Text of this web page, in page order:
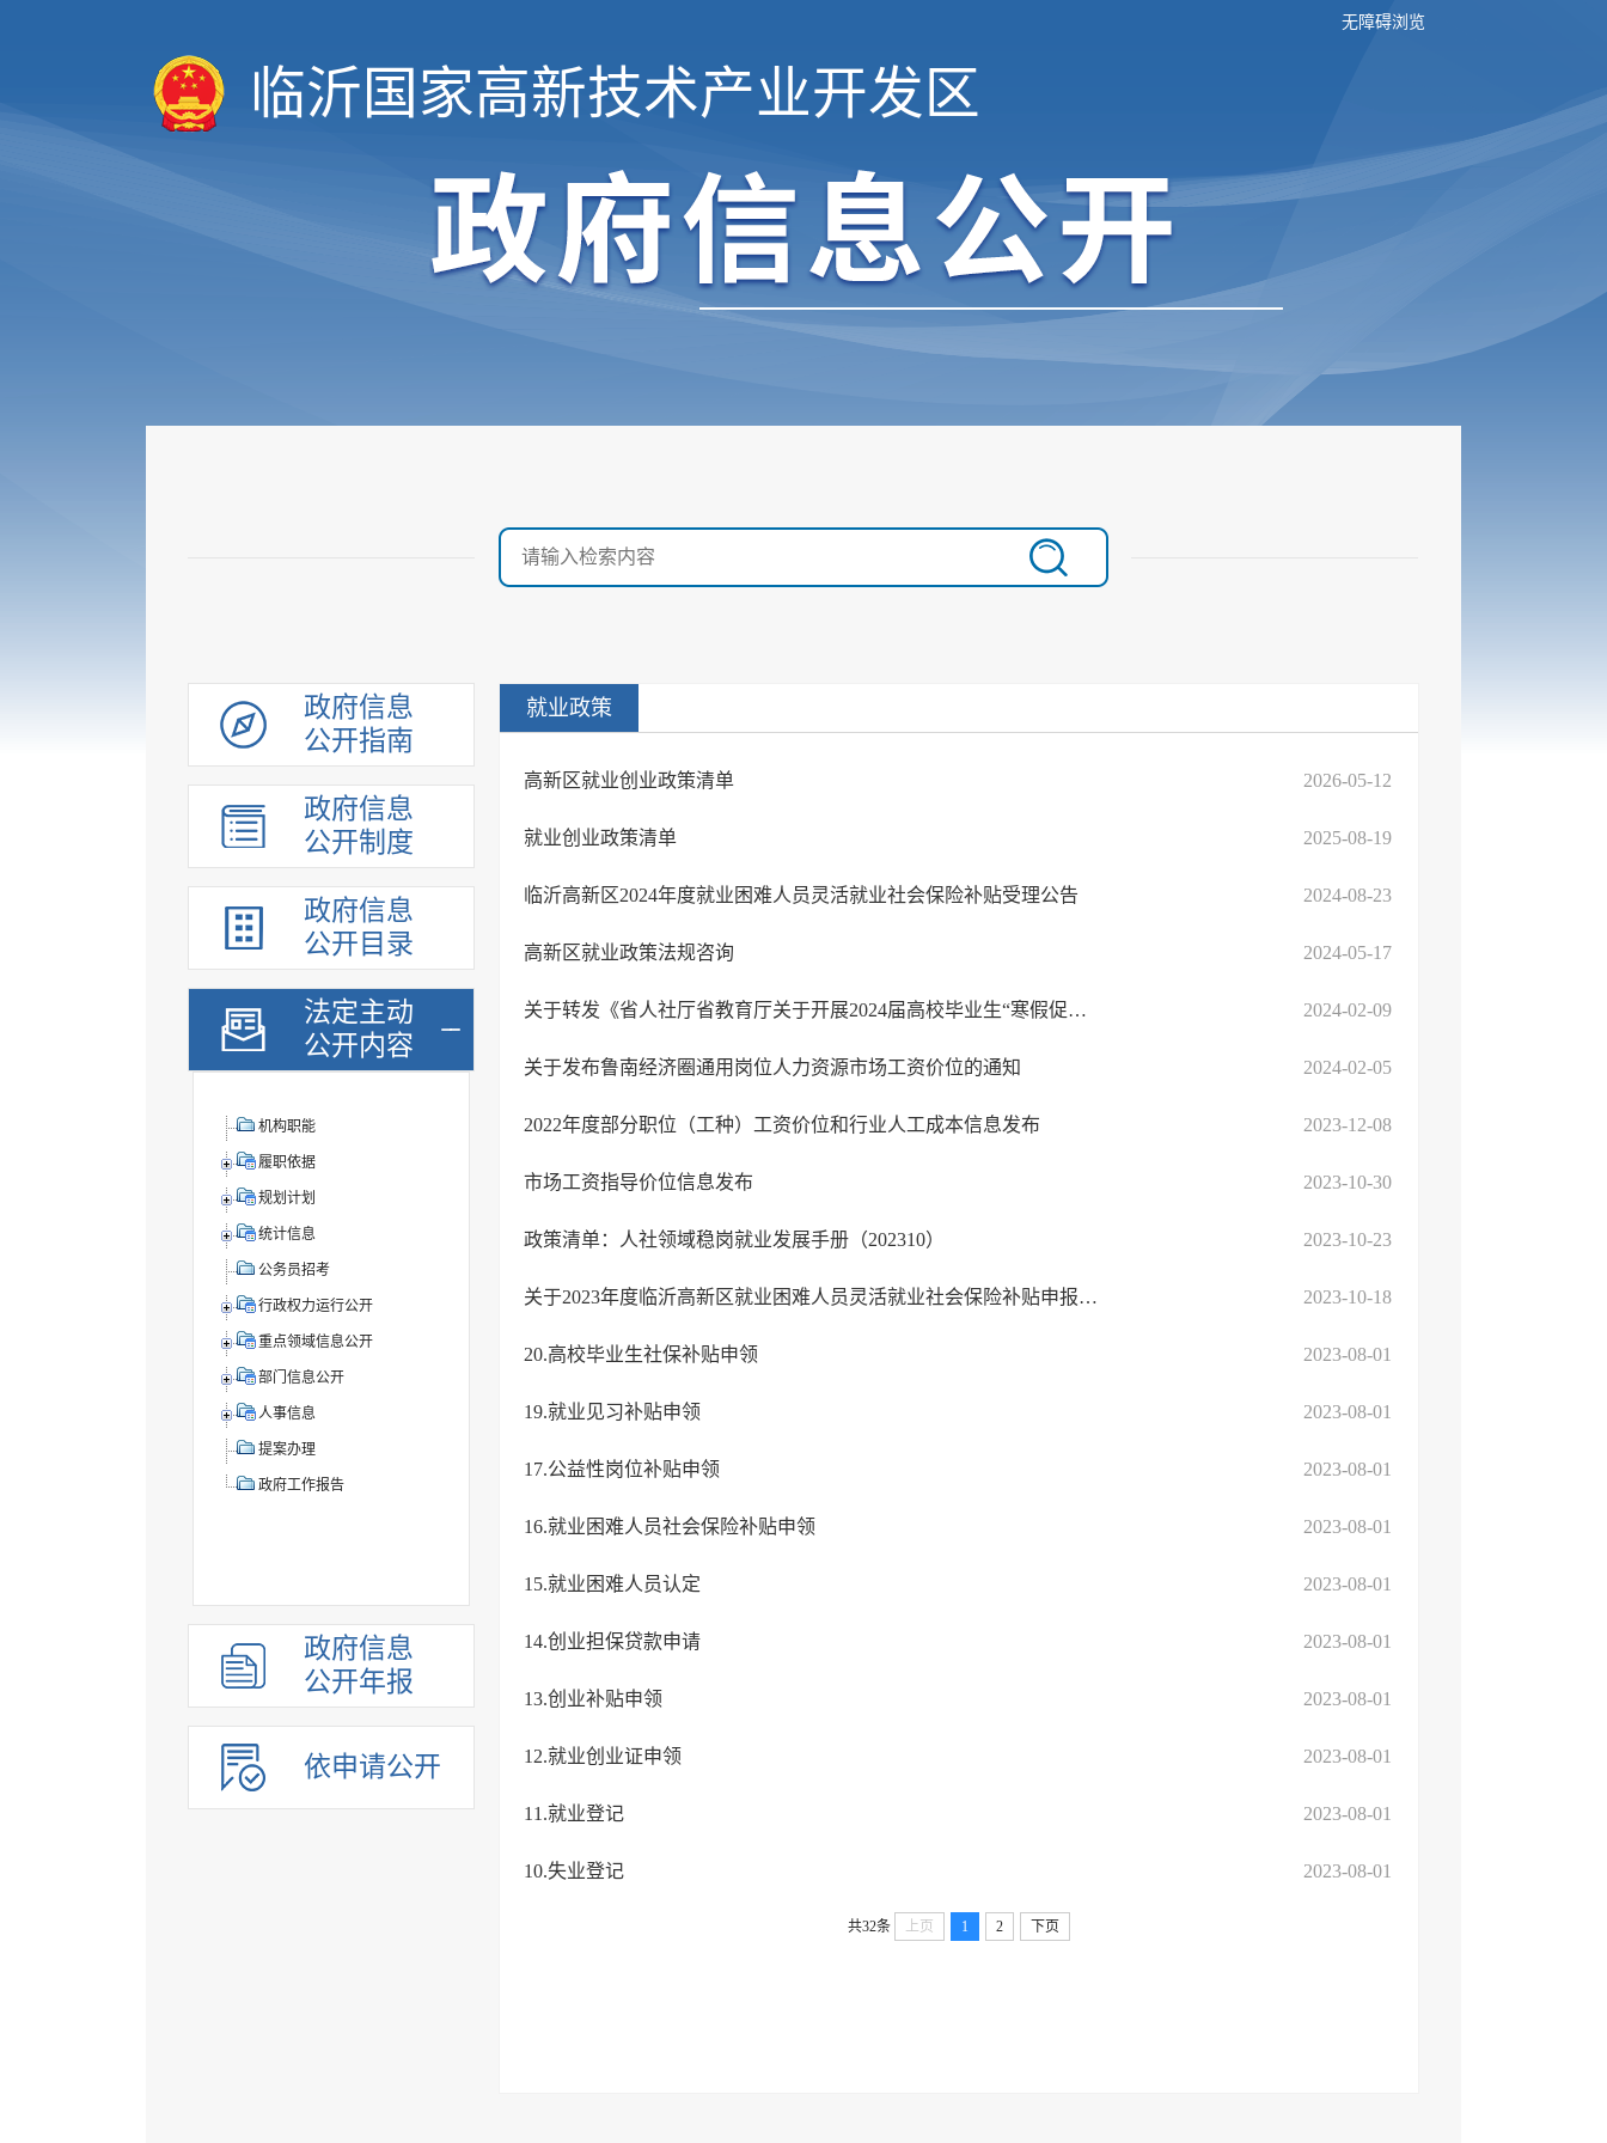
无障碍浏览
临沂国家高新技术产业开发区
政府信息
公开指南
政府信息
公开制度
政府信息
公开目录
法定主动
公开内容
机构职能
履职依据
规划计划
统计信息
公务员招考
行政权力运行公开
重点领域信息公开
部门信息公开
人事信息
提案办理
政府工作报告
政府信息
公开年报
依申请公开
就业政策
高新区就业创业政策清单 2026-05-12
就业创业政策清单 2025-08-19
临沂高新区2024年度就业困难人员灵活就业社会保险补贴受理公告 2024-08-23
高新区就业政策法规咨询 2024-05-17
关于转发《省人社厅省教育厅关于开展2024届高校毕业生“寒假促就业暖心行动”的通 ... 2024-02-09
关于发布鲁南经济圈通用岗位人力资源市场工资价位的通知 2024-02-05
2022年度部分职位（工种）工资价位和行业人工成本信息发布 2023-12-08
市场工资指导价位信息发布 2023-10-30
政策清单：人社领域稳岗就业发展手册（202310） 2023-10-23
关于2023年度临沂高新区就业困难人员灵活就业社会保险补贴申报受理的公告 2023-10-18
20.高校毕业生社保补贴申领 2023-08-01
19.就业见习补贴申领 2023-08-01
17.公益性岗位补贴申领 2023-08-01
16.就业困难人员社会保险补贴申领 2023-08-01
15.就业困难人员认定 2023-08-01
14.创业担保贷款申请 2023-08-01
13.创业补贴申领 2023-08-01
12.就业创业证申领 2023-08-01
11.就业登记 2023-08-01
10.失业登记 2023-08-01
共32条 上页 1 2 下页